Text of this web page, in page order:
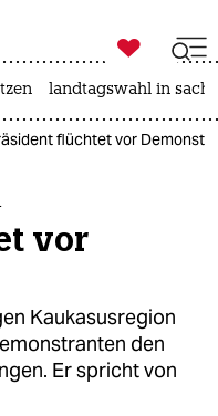

taz zahl ich
landtagswahl in
flüchtet vor
vor
Kaukasusregion
den
Er spricht von